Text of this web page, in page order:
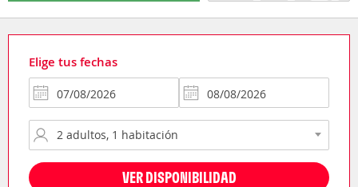
Elige tus fechas
VER DISPONIBILIDAD